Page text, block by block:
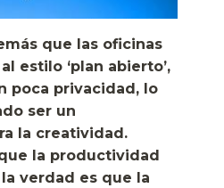
que las oficinas
estilo ‘plan abierto’,
poca privacidad, lo
ser un
la creatividad.
la productividad
verdad es que la